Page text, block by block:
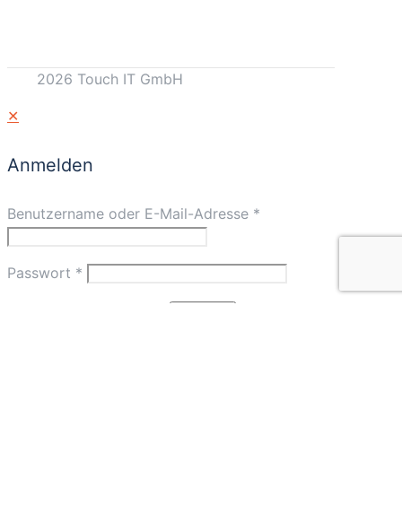
2026 Touch IT GmbH
✕
Anmelden
Benutzername oder E-Mail-Adresse *
Passwort *